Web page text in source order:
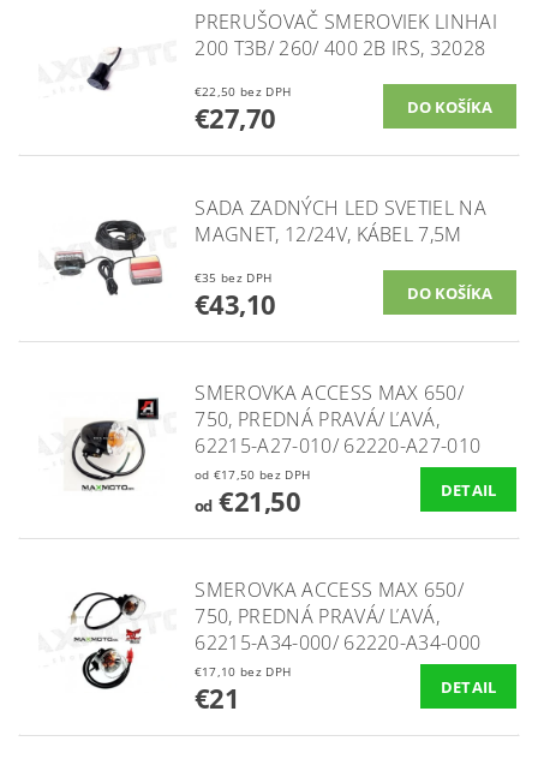
PRERUŠOVAČ SMEROVIEK LINHAI
200 T3B/ 260/ 400 2B IRS, 32028
€22,50 bez DPH
€27,70
SADA ZADNÝCH LED SVETIEL NA
MAGNET, 12/24V, KÁBEL 7,5M
€35 bez DPH
€43,10
SMEROVKA ACCESS MAX 650/
750, PREDNÁ PRAVÁ/ ĽAVÁ,
62215-A27-010/ 62220-A27-010
od €17,50 bez DPH
od€21,50 DETAIL
SMEROVKA ACCESS MAX 650/
750, PREDNÁ PRAVÁ/ ĽAVÁ,
62215-A34-000/ 62220-A34-000
€17,10 bez DPH
€21 DETAIL